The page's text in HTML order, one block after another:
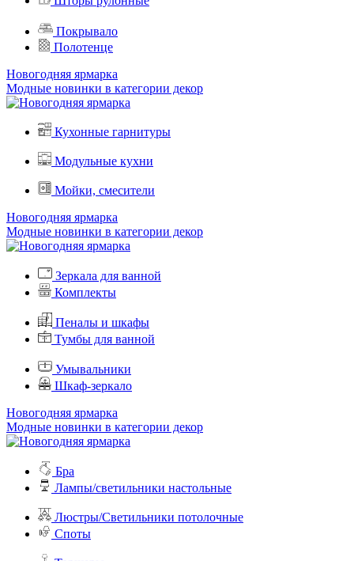
Покрывало
Полотенце
Новогодняя ярмарка
Модные новинки в категории декор
Кухонные гарнитуры
Модульные кухни
Мойки, смесители
Новогодняя ярмарка
Модные новинки в категории декор
Зеркала для ванной
Комплекты
Пеналы и шкафы
Тумбы для ванной
Умывальники
Шкаф-зеркало
Новогодняя ярмарка
Модные новинки в категории декор
Бра
Лампы/светильники настольные
Люстры/Светильники потолочные
Споты